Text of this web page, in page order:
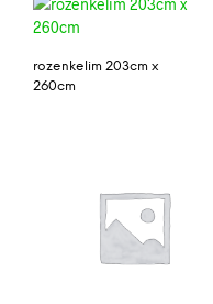
rozenkelim 203cm x
260cm